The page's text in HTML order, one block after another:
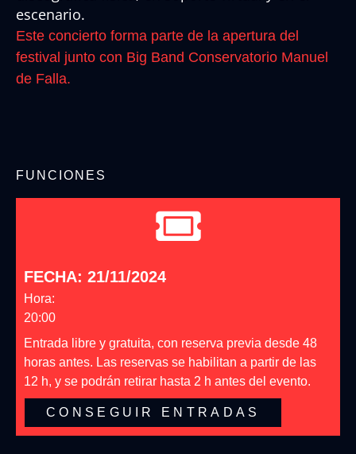
escenario.
Este concierto forma parte de la apertura del
festival junto con Big Band Conservatorio Manuel
de Falla.
FUNCIONES
FECHA: 21/11/2024
Hora:
20:00
Entrada libre y gratuita, con reserva previa desde 48
horas antes. Las reservas se habilitan a partir de las
12 h, y se podrán retirar hasta 2 h antes del evento.
CONSEGUIR ENTRADAS